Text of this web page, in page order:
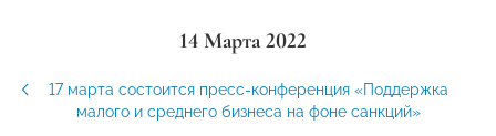
14 Марта 2022
17 марта состоится пресс-конференция «Поддержка
малого и среднего бизнеса на фоне санкций»